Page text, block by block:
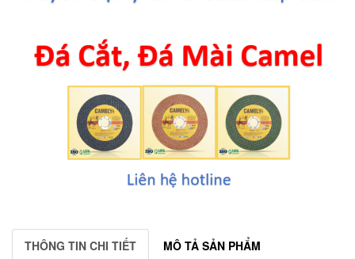
THÔNG TIN CHI TIẾT MÔ TẢ SẢN PHẨM